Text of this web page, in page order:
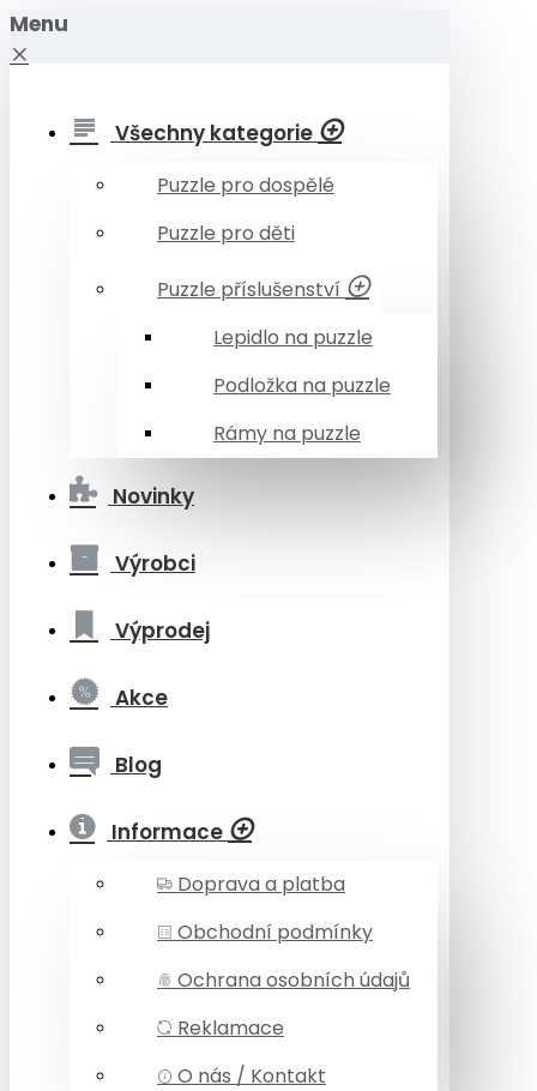
Menu
Všechny kategorie
Puzzle pro dospělé
Puzzle pro děti
Puzzle příslušenství
Lepidlo na puzzle
Podložka na puzzle
Rámy na puzzle
Novinky
Výrobci
Výprodej
Akce
Blog
Informace
Doprava a platba
Obchodní podmínky
Ochrana osobních údajů
Reklamace
O nás / Kontakt